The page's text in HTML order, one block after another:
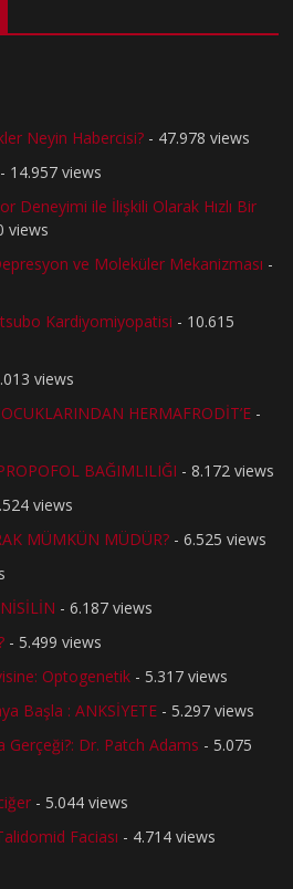
Neyin Habercisi? - 47.978 views
- 14.957 views
Deneyimi ile İlişkili Olarak Hızlı Bir
views
ve Moleküler Mekanizması -
Kardiyomiyopatisi - 10.615
views
HERMAFRODİT’E -
BAĞIMLILIĞI - 8.172 views
views
MÜMKÜN MÜDÜR? - 6.525 views
- 6.187 views
- 5.499 views
Optogenetik - 5.317 views
Başla : ANKSİYETE - 5.297 views
Dr. Patch Adams - 5.075
- 5.044 views
Faciası - 4.714 views